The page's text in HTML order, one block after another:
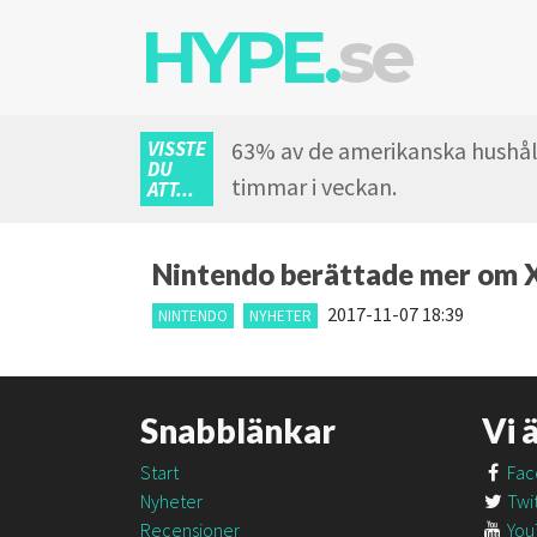
HYPE.se
VISSTE
DU
ATT...
63% av de amerikanska
timmar i veckan.
Nintendo berättade mer om
NINTENDO NYHETER 2017-11-07 18:39
Snabblänkar
Start
Nyheter
Recensioner
Vi